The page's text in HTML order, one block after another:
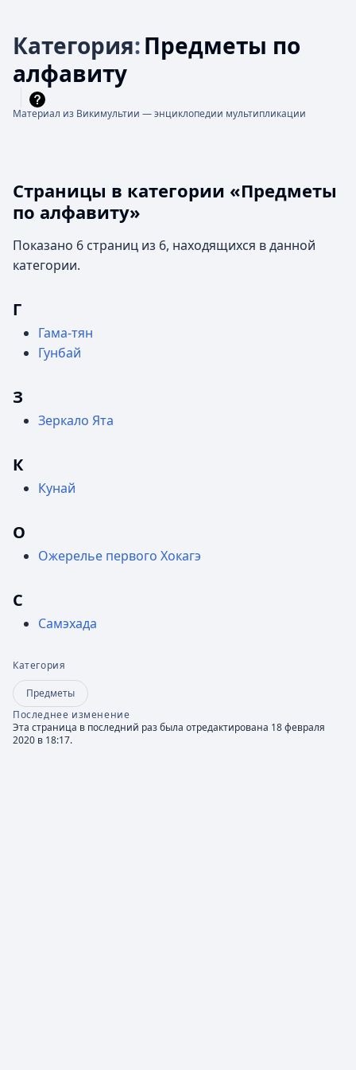
Категория:Предметы по
алфавиту
Материал из Викимультии — энциклопедии мультипликации
Страницы в категории «Предметы
по алфавиту»
Показано 6 страниц из 6, находящихся в данной
категории.
Г
Гама-тян
Гунбай
З
Зеркало Ята
К
Кунай
О
Ожерелье первого Хокагэ
С
Самэхада
Категория
Предметы
Последнее изменение
Эта страница в последний раз была отредактирована 18 февраля
2020 в 18:17.